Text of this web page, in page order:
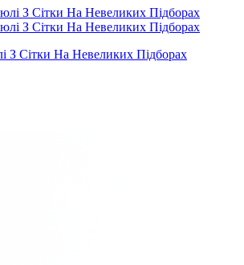
З Сітки На Невеликих Підборах